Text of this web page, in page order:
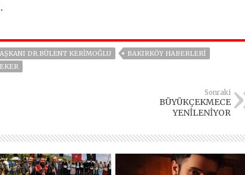
DR.BÜLENT KERIMOĞLU
BAKIRKÖY HABERLERI
Sonraki
BÜYÜKÇEKMECE
YENİLENİYOR